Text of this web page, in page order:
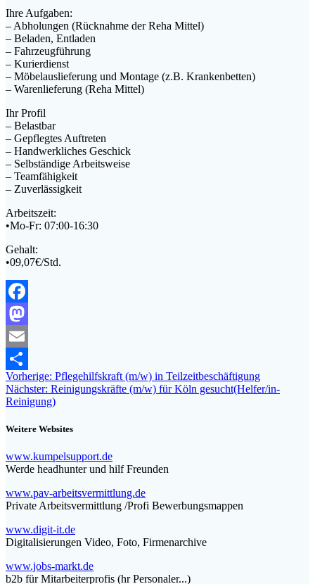
Ihre Aufgaben:
– Abholungen (Rücknahme der Reha Mittel)
– Beladen, Entladen
– Fahrzeugführung
– Kurierdienst
– Möbelauslieferung und Montage (z.B. Krankenbetten)
– Warenlieferung (Reha Mittel)
Ihr Profil
– Belastbar
– Gepflegtes Auftreten
– Handwerkliches Geschick
– Selbständige Arbeitsweise
– Teamfähigkeit
– Zuverlässigkeit
Arbeitszeit:
•Mo-Fr: 07:00-16:30
Gehalt:
•09,07€/Std.
Facebook
Mastodon
Email
Teilen
Beitragsnavigation
Vorherige: Vorheriger
Beitrag:
Pflegehilfskraft (m/w) in Teilzeitbeschäftigung
Nächster: Nächster
Beitrag:
Reinigungskräfte (m/w) für Köln gesucht(Helfer/in-
Reinigung)
Weitere Websites
www.kumpelsupport.de
Werde headhunter und hilf Freunden
www.pav-arbeitsvermittlung.de
Private Arbeitsvermittlung /Profi Bewerbungsmappen
www.digit-it.de
Digitalisierungen Video, Foto, Firmenarchive
www.jobs-markt.de
b2b für Mitarbeiterprofis (hr Personaler...)